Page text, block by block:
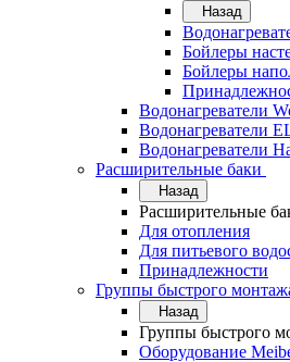
Назад
Бойлеры
Бойлеры
Водонагреватели
Водонагреватели
Водонагреватели
Расширительные баки
Назад
Расширительные
Для отопления
Для питьевого
Принадлежности
Группы быстрого
Назад
Группы быстрого
Оборудование